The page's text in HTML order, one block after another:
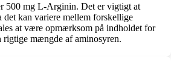
500 mg L-Arginin. Det er vigtigt at
kan variere mellem forskellige
at være opmærksom på indholdet for
rigtige mængde af aminosyren.